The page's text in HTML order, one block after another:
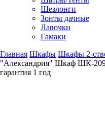
Шезлонги
Зонты дачные
Лавочки
Гамаки
Главная Шкафы Шкафы 2-
"Александрия" Шкаф ШК-
гарантия 1 год